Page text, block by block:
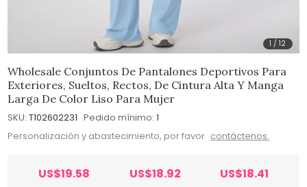
1 /12
Wholesale Conjuntos De Pantalones Deportivos Para
Exteriores, Sueltos, Rectos, De Cintura Alta Y Manga
Larga De Color Liso Para Mujer
SKU: T102602231 Pedido mínimo: 1
Personalización y abastecimiento, por favor contáctenos.
US$19.58 US$18.92 US$18.41